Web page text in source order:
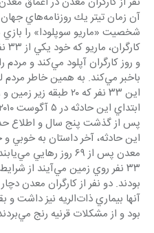
آن زمان تيتر
و روز كارگران
باخبر مي‌كند. به همين خاطر
پس از گذشت پنج سال و اطلاع
٣٣ نفر روي زمين
بودند. دو نفر از كارگران معدن
بود و از مشكلات قرنيه رنج مي‌بردند.